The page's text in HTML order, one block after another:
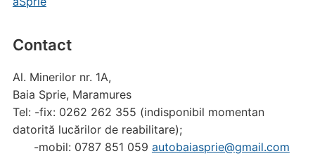
Contact
Al. Minerilor nr. 1A,
Baia Sprie, Maramures
Tel: -fix: 0262 262 355 (indisponibil momentan
datorită lucărilor de reabilitare);
-mobil: 0787 851 059 autobaiasprie@gmail.com